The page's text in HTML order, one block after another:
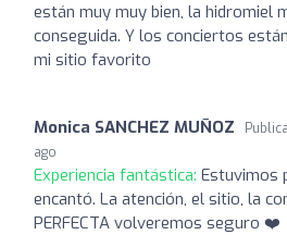
están muy muy bien, la hidromiel
conseguida. Y los conciertos
mi sitio favorito
Monica SANCHEZ MUÑOZ
ago
Experiencia fantástica: Estuvimos
encantó. La atención, el sitio, la
PERFECTA volveremos seguro ❤️